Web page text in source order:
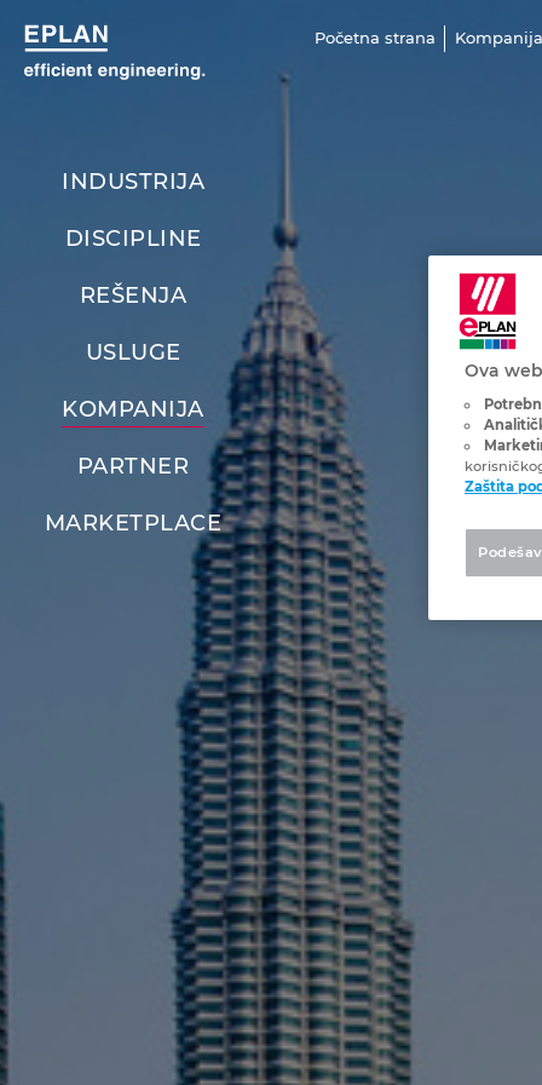
Početna strana Kompanija
INDUSTRIJA
DISCIPLINE
REŠENJA
USLUGE
KOMPANIJA
PARTNER
MARKETPLACE
Ova
Zaštita